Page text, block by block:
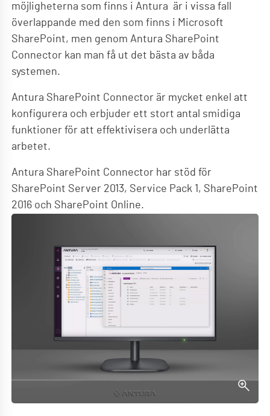
möjligheterna som finns i Antura är i vissa fall
överlappande med den som finns i Microsoft
SharePoint, men genom Antura SharePoint
Connector kan man få ut det bästa av båda
systemen.
Antura SharePoint Connector är mycket enkel att
konfigurera och erbjuder ett stort antal smidiga
funktioner för att effektivisera och underlätta
arbetet.
Antura SharePoint Connector har stöd för
SharePoint Server 2013, Service Pack 1, SharePoint
2016 och SharePoint Online.